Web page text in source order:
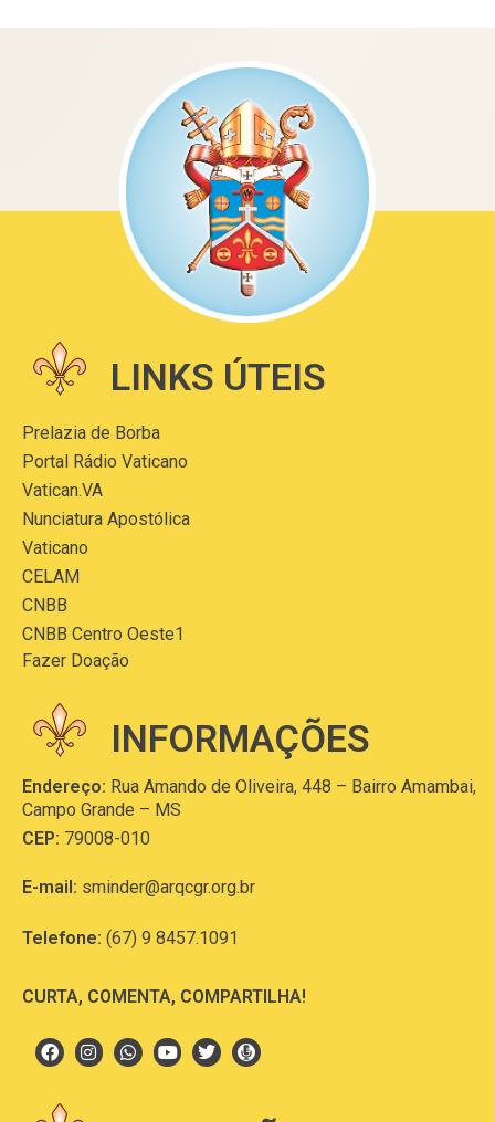
LINKS ÚTEIS
Prelazia de Borba
Portal Rádio Vaticano
Vatican.VA
Nunciatura Apostólica
Vaticano
CELAM
CNBB
CNBB Centro Oeste1
Fazer Doação
INFORMAÇÕES
Endereço: Rua Amando de Oliveira, 448 – Bairro Amambai,
Campo Grande – MS
CEP: 79008-010
E-mail: sminder@arqcgr.org.br
Telefone: (67) 9 8457.1091
CURTA, COMENTA, COMPARTILHA!